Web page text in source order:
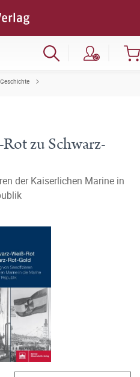
Geschichte
zu Schwarz-
der Kaiserlichen Marine in